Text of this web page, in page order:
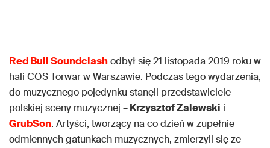
Red Bull Soundclashodbył się 21 listopada 2019 roku w
hali COS Torwar w Warszawie. Podczas tego wydarzenia,
do muzycznego pojedynku stanęli przedstawiciele
polskiej sceny muzycznej –Krzysztof Zalewski i
GrubSon. Artyści, tworzący na co dzień w zupełnie
odmiennych gatunkach muzycznych, zmierzyli się ze